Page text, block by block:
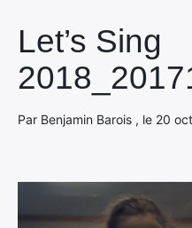
Let’s Sing
Par Benjamin Barois , le 20